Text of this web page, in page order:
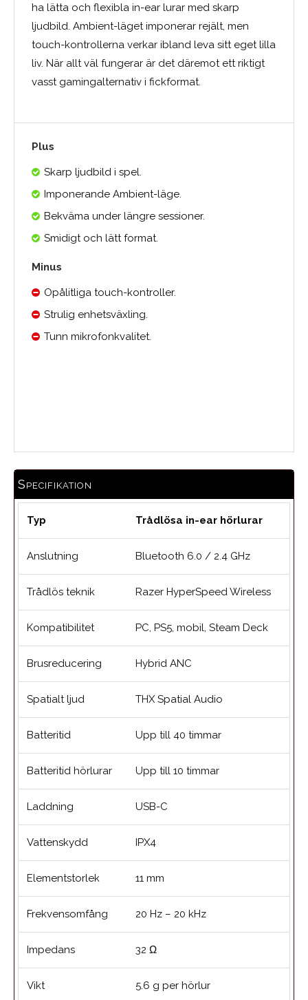
ha lätta och flexibla in-ear lurar med skarp
ljudbild. Ambient-läget imponerar rejält, men
touch-kontrollerna verkar ibland leva sitt eget lilla
liv. När allt väl fungerar är det däremot ett riktigt
vasst gamingalternativ i fickformat.
Plus
Skarp ljudbild i spel.
Imponerande Ambient-läge.
Bekväma under längre sessioner.
Smidigt och lätt format.
Minus
Opålitliga touch-kontroller.
Strulig enhetsväxling.
Tunn mikrofonkvalitet.
Specifikation
Typ Trådlösa in-ear hörlurar
Anslutning Bluetooth 6.0 / 2.4 GHz
Trådlös teknik Razer HyperSpeed Wireless
Kompatibilitet PC, PS5, mobil, Steam Deck
Brusreducering Hybrid ANC
Spatialt ljud THX Spatial Audio
Batteritid Upp till 40 timmar
Batteritid hörlurar Upp till 10 timmar
Laddning USB-C
Vattenskydd IPX4
Elementstorlek 11 mm
Frekvensomfång 20 Hz – 20 kHz
Impedans 32 Ω
Vikt 5.6 g per hörlur